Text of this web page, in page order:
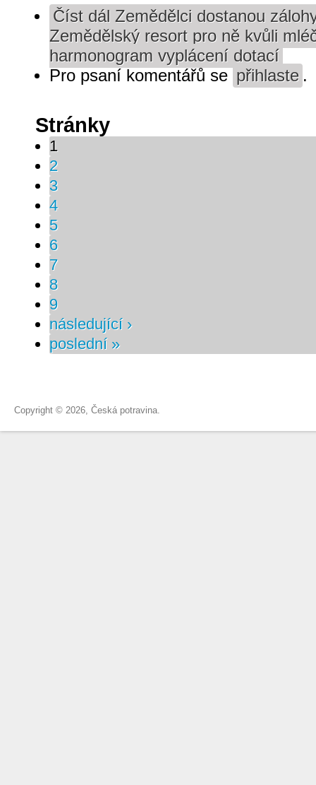
Číst dál Zemědělci dostanou
Zemědělský resort pro ně kvůli
harmonogram vyplácení dotací
Pro psaní komentářů se přihlaste .
Stránky
1
2
3
4
5
6
7
8
9
následující ›
poslední »
Copyright © 2026, Česká potravina.